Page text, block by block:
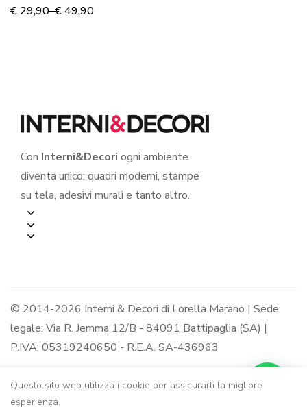
NUVOLE” – Boiserie
€ 29,90–€49,90
Con Interni&Decori ogni ambiente
diventa unico: quadri moderni, stampe
su tela, adesivi murali e tanto altro.
© 2014-2026 Interni & Decori di Lorella Marano | Sede
legale: Via R. Jemma 12/B - 84091 Battipaglia (SA) |
P.IVA: 05319240650 - R.E.A. SA-436963
Questo sito web utilizza i cookie per assicurarti la migliore
esperienza.